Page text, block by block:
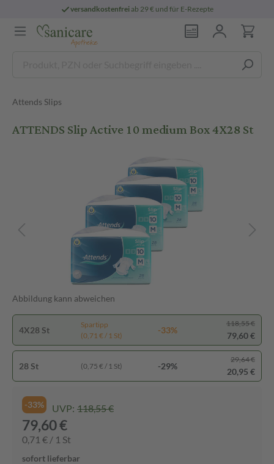
versandkostenfreiab 29 € und für E-Rezepte
Attends Slips
ATTENDS Slip Active 10 medium Box 4X28 St
Abbildung kann abweichen
4X28 St
Spartipp
(0,71 € / 1 St)
-33%
118,55 €
79,60 €
28 St (0,75 € / 1 St) -29%
29,64 €
20,95 €
-33% UVP: 118,55 €
79,60 €
0,71 € / 1 St
sofort lieferbar